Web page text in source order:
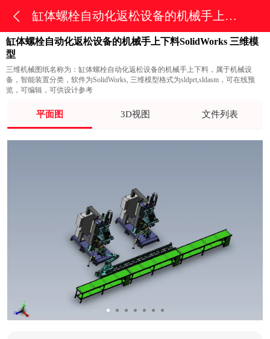
缸体螺栓自动化返松设备的机械手上下料
缸体螺栓自动化返松设备的机械手上下料SolidWorks 三维模
型
三维机械图纸名称为：缸体螺栓自动化返松设备的机械手上下料，属于机械设
备，智能装置分类，软件为SolidWorks, 三维模型格式为sldprt,sldasm，可在线预
览，可编辑，可供设计参考
平面图 3D视图 文件列表